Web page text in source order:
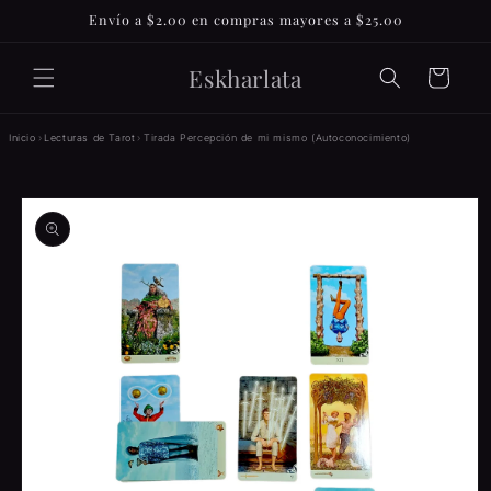
directamenteEnvío a $2.00 en compras mayores a $25.00
Eskharlata Carrito
Inicio › Lecturas de Tarot › Tirada Percepción de mi mismo (Autoconocimiento)
directamente
a la
información